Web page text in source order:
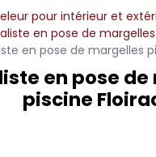
pour intérieur et
en pose de
en pose de margelles
en pose
piscine